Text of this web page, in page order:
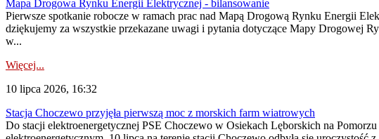
Mapa Drogowa Rynku Energii Elektrycznej - bilansowanie
Pierwsze spotkanie robocze w ramach prac nad Mapą Drogową Rynku Energii
dziękujemy za wszystkie przekazane uwagi i pytania dotyczące Mapy Drogowej
w...
Więcej...
10 lipca 2026, 16:32
Stacja Choczewo przyjęła pierwszą moc z morskich farm wiatrowych
Do stacji elektroenergetycznej PSE Choczewo w Osiekach Lęborskich na